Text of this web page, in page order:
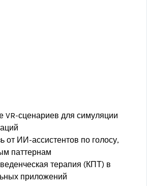
VR-сценариев для симуляции
от ИИ-ассистентов по голосу,
паттернам
терапия (КПТ) в
приложений